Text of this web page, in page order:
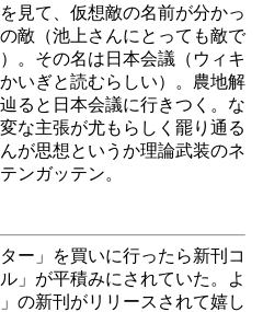
見て、仮想敵の名前が分かっ
敵（池上さんにとっても敵で
。その名は日本会議（ウィキ
いぎと読むらしい）。農地解
ると日本会議に行きつく。な
な主張が尤もらしく罷り通る
が思想というか理論武装のネ
ンガッテン。
ー」を買いに行ったら新刊コ
」が平積みにされていた。よ
の新刊がリリースされて嬉し